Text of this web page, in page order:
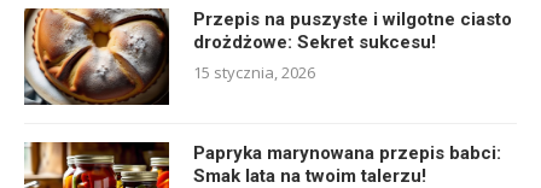
Przepis na puszyste i wilgotne ciasto
drożdżowe: Sekret sukcesu!
15 stycznia, 2026
Papryka marynowana przepis babci:
Smak lata na twoim talerzu!